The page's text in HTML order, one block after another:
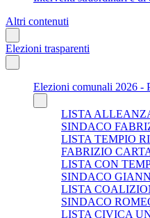
Altri contenuti
Elezioni trasparenti
Elezioni comunali 2026 -
LISTA
SINDACO
LISTA TEMPIO
FABRIZIO
LISTA CON
SINDACO
LISTA
SINDACO
LISTA CIVICA